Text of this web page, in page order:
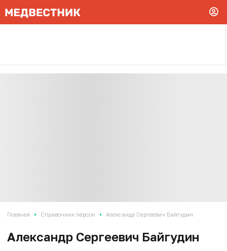
Главная • Справочник персон • Александр Сергеевич Байгудин
Александр Сергеевич Байгудин